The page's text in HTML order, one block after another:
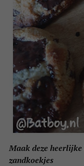
Maak deze
zandkoekjes